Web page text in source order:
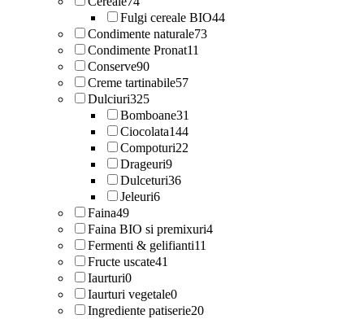
Fulgi cereale BIO44
Condimente naturale73
Condimente Pronat11
Conserve90
Creme tartinabile57
Dulciuri325
Bomboane31
Ciocolata144
Compoturi22
Drageuri9
Dulceturi36
Jeleuri6
Faina49
Faina BIO si premixuri4
Fermenti & gelifianti11
Fructe uscate41
Iaurturi0
Iaurturi vegetale0
Ingrediente patiserie20